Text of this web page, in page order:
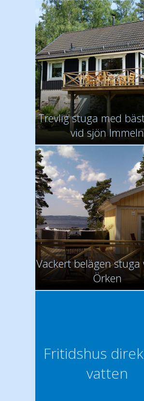
Trevlig stuga med
vid sjön Immeln
Vackert belägen stuga
Örken
Fritidshus
vatten